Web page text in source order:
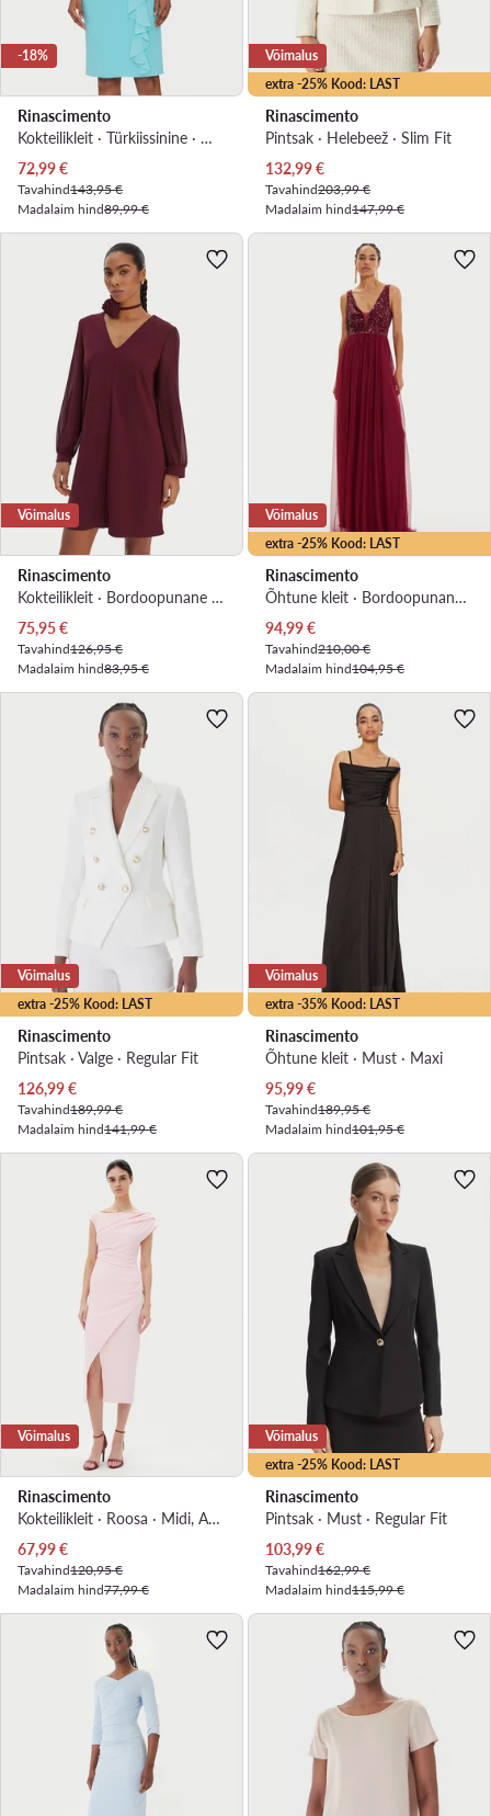
-18%
Rinascimento
Kokteilikleit · Türkiissinine · Midi
Praegune hind
72,99€
Tavahind143,95 €
Madalaim hind89,99 €
extra -25% Kood: LAST
Võimalus
Rinascimento
Pintsak · Helebeež · Slim Fit
Praegune hind
132,99€
Tavahind203,99 €
Madalaim hind147,99 €
Võimalus
Rinascimento
Kokteilikleit · Bordoopunane · Mini
Praegune hind
75,95€
Tavahind126,95 €
Madalaim hind83,95 €
extra -25% Kood: LAST
Võimalus
Rinascimento
Õhtune kleit · Bordoopunane · Maxi
Praegune hind
94,99€
Tavahind210,00 €
Madalaim hind104,95 €
extra -25% Kood: LAST
Võimalus
Rinascimento
Pintsak · Valge · Regular Fit
Praegune hind
126,99€
Tavahind189,99 €
Madalaim hind141,99 €
extra -35% Kood: LAST
Võimalus
Rinascimento
Õhtune kleit · Must · Maxi
Praegune hind
95,99€
Tavahind189,95 €
Madalaim hind101,95 €
Võimalus
Rinascimento
Kokteilikleit · Roosa · Midi, Asümmeetriline
Praegune hind
67,99€
Tavahind120,95 €
Madalaim hind77,99 €
extra -25% Kood: LAST
Võimalus
Rinascimento
Pintsak · Must · Regular Fit
Praegune hind
103,99€
Tavahind162,99 €
Madalaim hind115,99 €